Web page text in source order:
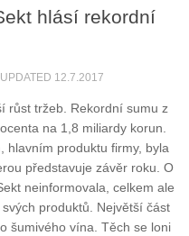
hlásí rekordní
UPDATED 12.7.2017
růst tržeb. Rekordní sumu z
na 1,8 miliardy korun.
hlavním produktu firmy, byla
představuje závěr roku. O
neinformovala, celkem ale
produktů. Největší část
šumivého vína. Těch se loni